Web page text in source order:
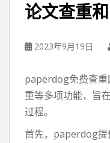
论文查重
2023年9月19日
paperdog免费查重
重等多项功能，旨
过程。
首先，paperdog提